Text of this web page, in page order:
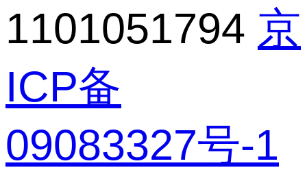
1101051794 京
ICP备
09083327号-1